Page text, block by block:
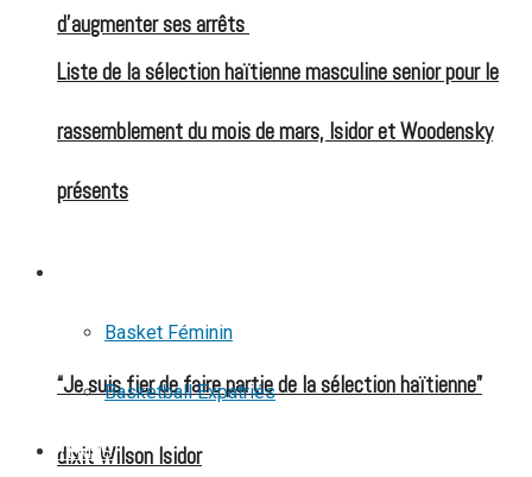
d’augmenter ses arrêts
“Je suis fier de faire partie de la sélection haïtienne”
dixit Wilson Isidor
Liste de la sélection haïtienne masculine senior pour le
rassemblement du mois de mars, Isidor et Woodensky
présents
Basket Féminin
Basketball Expatriés
TENNIS